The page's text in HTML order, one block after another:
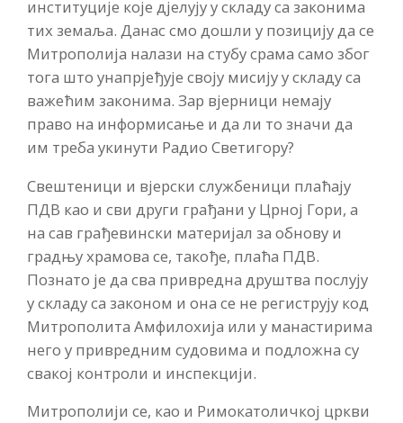
институције које дјелују у складу са законима
тих земаља. Данас смо дошли у позицију да се
Митрополија налази на стубу срама само због
тога што унапрјеђује своју мисију у складу са
важећим законима. Зар вјерници немају
право на информисање и да ли то значи да
им треба укинути Радио Светигору?
Свештеници и вјерски службеници плаћају
ПДВ као и сви други грађани у Црној Гори, а
на сав грађевински материјал за обнову и
градњу храмова се, такође, плаћа ПДВ.
Познато је да сва привредна друштва послују
у складу са законом и она се не региструју код
Митрополита Амфилохија или у манастирима
него у привредним судовима и подложна су
свакој контроли и инспекцији.
Митрополији се, као и Римокатоличкој цркви